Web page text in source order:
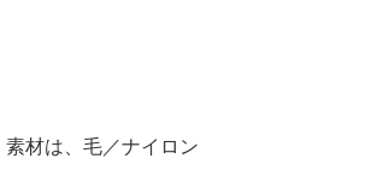
素材は、毛／ナイロン